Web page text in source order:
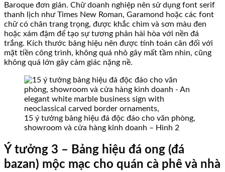
Baroque đơn giản. Chữ doanh nghiệp nên sử dụng font serif
thanh lịch như Times New Roman, Garamond hoặc các font
chữ có chân trang trọng, được khắc chìm và sơn màu đen
hoặc xám đậm để tạo sự tương phản hài hòa với nền đá
trắng. Kích thước bảng hiệu nên được tính toán cân đối với
mặt tiền công trình, không quá nhỏ gây mất tầm nhìn, cũng
không quá lớn gây cảm giác nặng nề.
15 ý tưởng bảng hiệu đá độc đáo cho văn phòng,
showroom và cửa hàng kinh doanh – Hình 2
Ý tưởng 3 – Bảng hiệu đá ong (đá
bazan) mộc mạc cho quán cà phê và nhà